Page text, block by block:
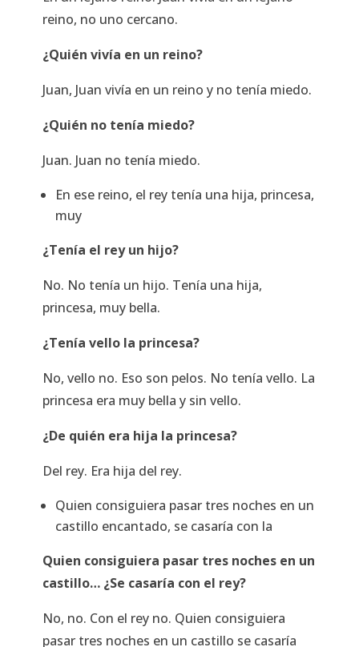
reino, no uno cercano.
¿Quién vivía en un reino?
Juan, Juan vivía en un reino y no tenía miedo.
¿Quién no tenía miedo?
Juan. Juan no tenía miedo.
En ese reino, el rey tenía una hija, princesa,
muy
¿Tenía el rey un hijo?
No. No tenía un hijo. Tenía una hija,
princesa, muy bella.
¿Tenía vello la princesa?
No, vello no. Eso son pelos. No tenía vello. La
princesa era muy bella y sin vello.
¿De quién era hija la princesa?
Del rey. Era hija del rey.
Quien consiguiera pasar tres noches en un
castillo encantado, se casaría con la
Quien consiguiera pasar tres noches en un
castillo… ¿Se casaría con el rey?
No, no. Con el rey no. Quien consiguiera
pasar tres noches en un castillo se casaría